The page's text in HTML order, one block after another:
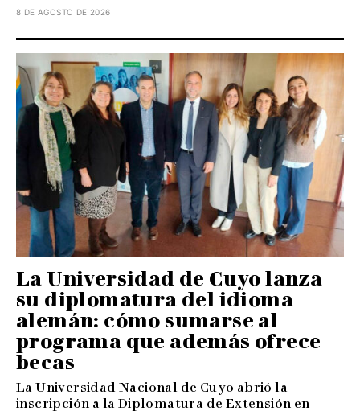
8 DE AGOSTO DE 2026
La Universidad de Cuyo lanza
su diplomatura del idioma
alemán: cómo sumarse al
programa que además ofrece
becas
La Universidad Nacional de Cuyo abrió la
inscripción a la Diplomatura de Extensión en